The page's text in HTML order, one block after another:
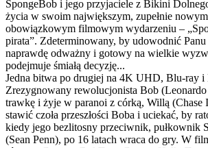
SpongeBob i jego przyjaciele z Bikini
życia w swoim największym, zupełnie
obowiązkowym filmowym wydarzeniu –
pirata”. Zdeterminowany, by udowodnić
naprawdę odważny i gotowy na wielkie
podejmuje śmiałą decyzję...
Jedna bitwa po drugiej na 4K UHD, Blu-ray
Zrezygnowany rewolucjonista Bob
trawkę i żyje w paranoi z córką, Willą (Chase
stawić czoła przeszłości Boba i uciekać, by
kiedy jego bezlitosny przeciwnik, pułkownik
(Sean Penn), po 16 latach wraca do gry. W